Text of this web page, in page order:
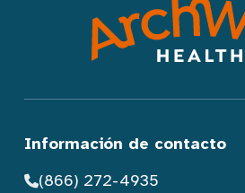
Información de contacto
(866) 272-4935